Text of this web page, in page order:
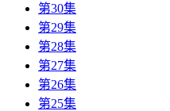
第30集
第29集
第28集
第27集
第26集
第25集